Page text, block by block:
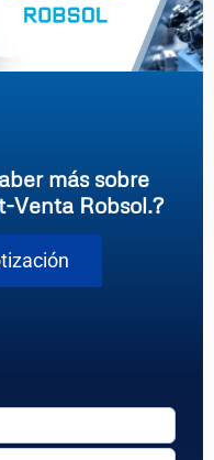
más sobre
Venta Robsol.?